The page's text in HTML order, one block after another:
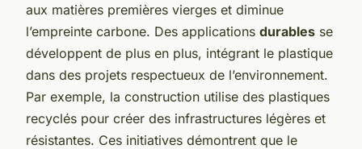
aux matières premières vierges et diminue
l’empreinte carbone. Des applications durables se
développent de plus en plus, intégrant le plastique
dans des projets respectueux de l’environnement.
Par exemple, la construction utilise des plastiques
recyclés pour créer des infrastructures légères et
résistantes. Ces initiatives démontrent que le